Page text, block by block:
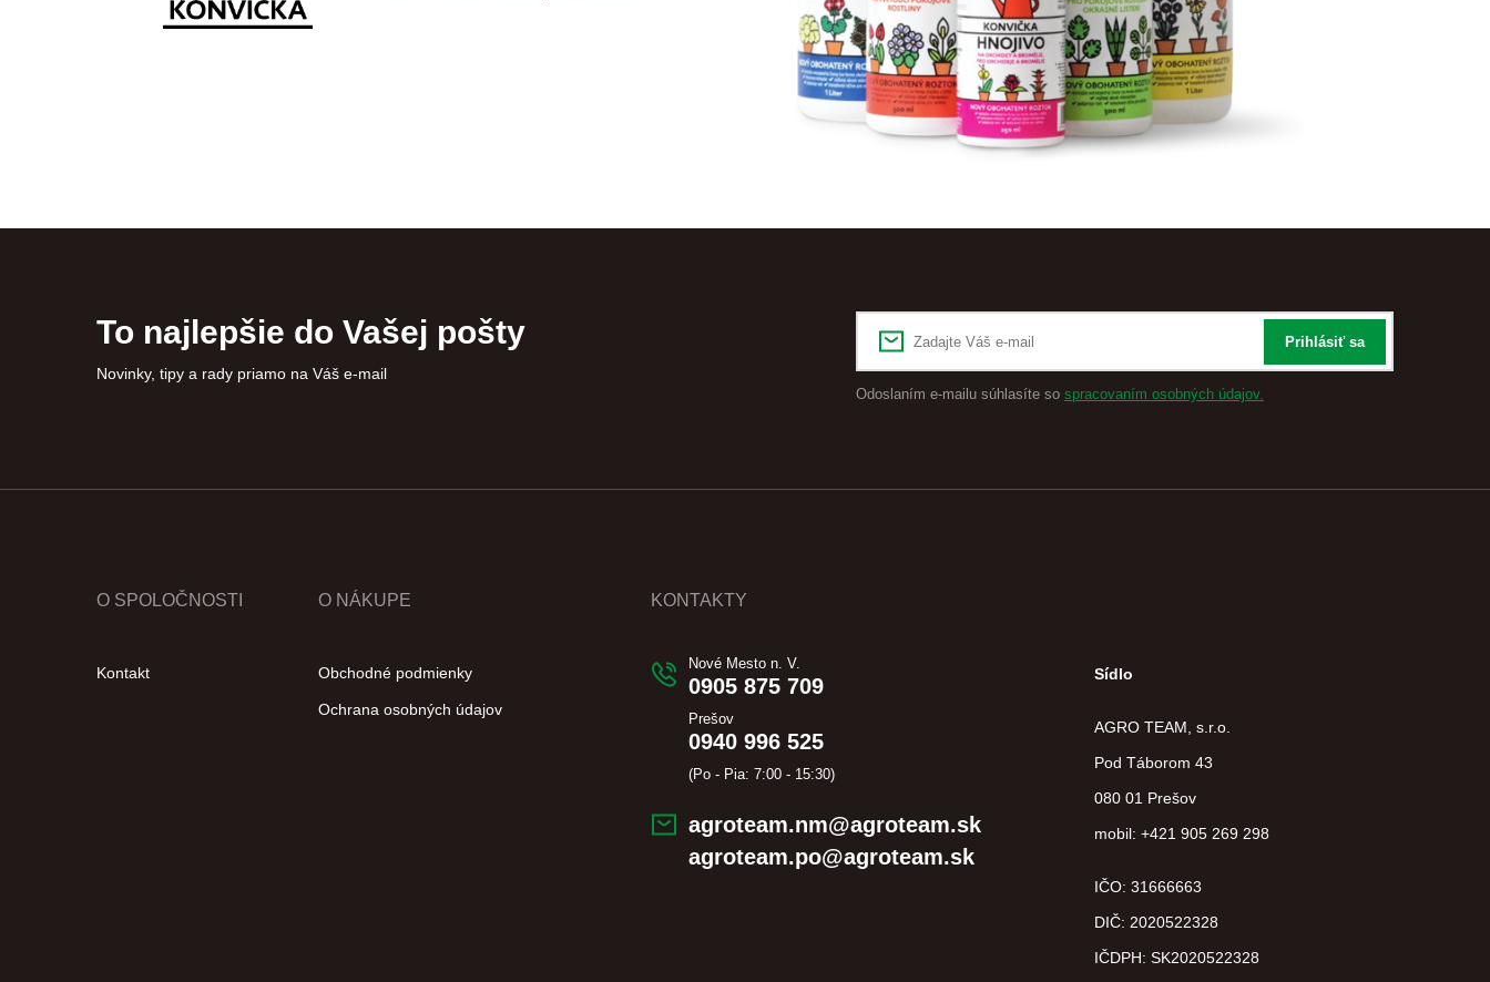
To najlepšie do Vašej pošty
Novinky, tipy a rady priamo na Váš e-mail
Prihlásiť sa
Odoslaním e-mailu súhlasíte so spracovaním osobných údajov.
O SPOLOČNOSTI
Kontakt
O NÁKUPE
Obchodné podmienky
Ochrana osobných údajov
KONTAKTY
Nové Mesto n. V.
0905 875 709
Prešov
0940 996 525
(Po - Pia: 7:00 - 15:30)
agroteam.nm@agroteam.sk
agroteam.po@agroteam.sk
Sídlo
AGRO TEAM, s.r.o.
Pod Táborom 43
080 01 Prešov
mobil: +421 905 269 298
IČO: 31666663
DIČ: 2020522328
IČDPH: SK2020522328